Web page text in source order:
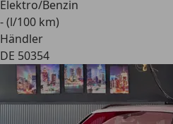
Elektro/Benzin
- (l/100 km)
Händler
DE 50354